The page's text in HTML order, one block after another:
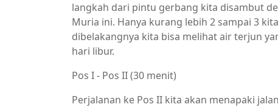
langkah dari pintu gerbang kita disambut
Muria ini. Hanya kurang lebih 2 sampai 3
dibelakangnya kita bisa melihat air terjun
hari libur.
Pos I - Pos II (30 menit)
Perjalanan ke Pos II kita akan menapaki